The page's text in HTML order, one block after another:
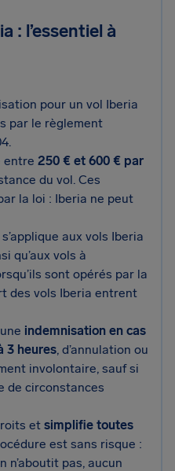
: l’essentiel à
pour un vol Iberia
par le règlement
entre 250 € et 600 € par
du vol. Ces
la loi : Iberia ne peut
aux vols Iberia
qu’aux vols à
sont opérés par la
des vols Iberia entrent
indemnisation en cas
3 heures, d’annulation ou
involontaire, sauf si
de circonstances
et simplifie toutes
est sans risque :
n’aboutit pas, aucun